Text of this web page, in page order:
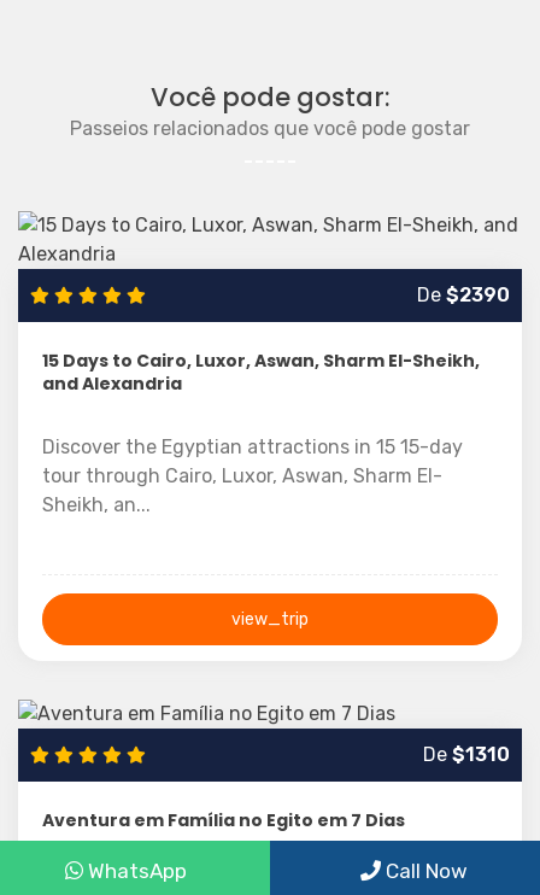
WhatsApp Call Now
Você pode gostar:
Passeios relacionados que você pode gostar
De $2390
15 Days to Cairo, Luxor, Aswan, Sharm El-Sheikh,
and Alexandria
Discover the Egyptian attractions in 15 15-day
tour through Cairo, Luxor, Aswan, Sharm El-
Sheikh, an...
view_trip
De $1310
Aventura em Família no Egito em 7 Dias